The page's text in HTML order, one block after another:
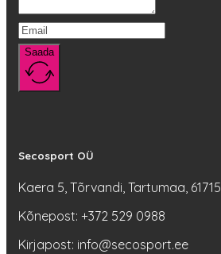
Saada
Secosport OÜ
Kaera 5, Tõrvandi, Tartumaa, 61715
Kõnepost: +372 529 0988
Kirjapost: info@secosport.ee